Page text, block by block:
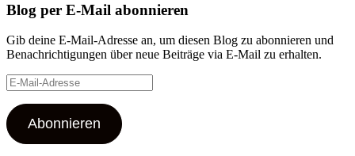
Blog per E-Mail abonnieren
Gib deine E-Mail-Adresse an, um diesen Blog zu abonnieren und
Benachrichtigungen über neue Beiträge via E-Mail zu erhalten.
E-
Mail-
Adresse
Abonnieren